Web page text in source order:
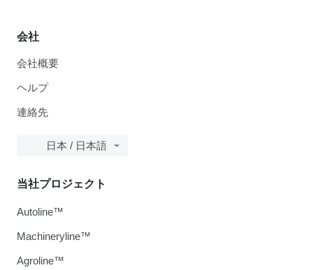
会社
会社概要
ヘルプ
連絡先
日本 / 日本語
当社プロジェクト
Autoline™
Machineryline™
Agroline™